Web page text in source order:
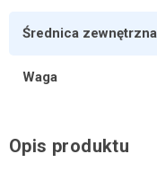
Średnica
Waga
Opis produktu